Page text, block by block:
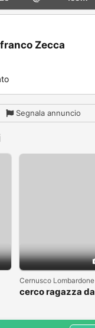
Zecca
Segnala annuncio
Cernusco Lombardone
cerco ragazza da